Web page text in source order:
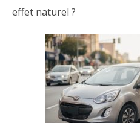
effet naturel ?